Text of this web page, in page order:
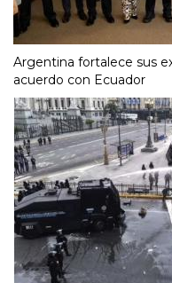
Argentina fortalece sus
acuerdo con Ecuador